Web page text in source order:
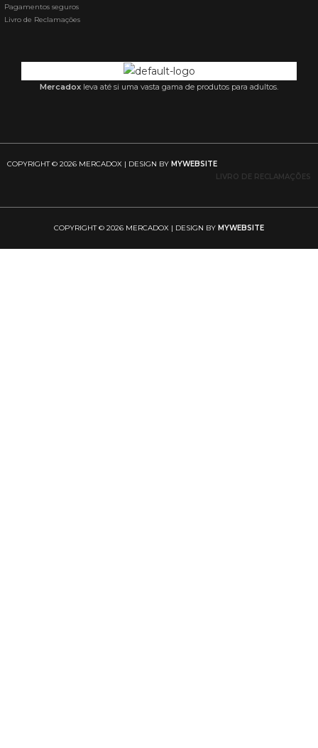
Pagamentos seguros
Livro de Reclamações
Mercadox leva até si uma vasta gama de produtos para adultos.
COPYRIGHT © 2026 MERCADOX | DESIGN BY MYWEBSITE
LIVRO DE RECLAMAÇÕES
COPYRIGHT © 2026 MERCADOX | DESIGN BY MYWEBSITE